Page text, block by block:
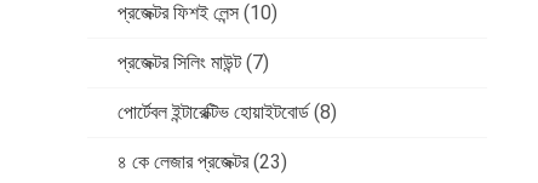
প্রজেক্টর ফিশই লেন্স (10)
প্রজেক্টর সিলিং মাউন্ট (7)
পোর্টেবল ইন্টারেক্টিভ হোয়াইটবোর্ড (8)
৪ কে লেজার প্রজেক্টর (23)